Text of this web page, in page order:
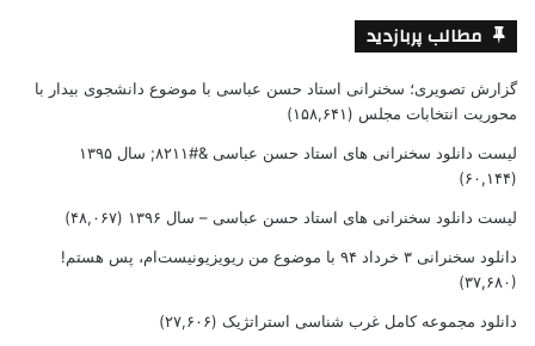
مطالب پربازدید
گزارش تصویری؛ سخنرانی استاد حسن عباسی با موضوع دانشجوی بیدار با
محوریت انتخابات مجلس (۱۵۸,۶۴۱)
لیست دانلود سخنرانی های استاد حسن عباسی &#۸۲۱۱; سال ۱۳۹۵
(۶۰,۱۴۴)
لیست دانلود سخنرانی های استاد حسن عباسی – سال ۱۳۹۶ (۴۸,۰۶۷)
دانلود سخنرانی ۳ خرداد ۹۴ با موضوع من ریویزیونیست‌ام، پس هستم!
(۳۷,۶۸۰)
دانلود مجموعه کامل غرب شناسی استراتژیک (۲۷,۶۰۶)